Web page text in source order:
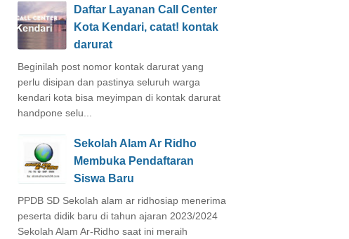
Daftar Layanan Call Center
Kota Kendari, catat! kontak
darurat
Beginilah post nomor kontak darurat yang
perlu disipan dan pastinya seluruh warga
kendari kota bisa meyimpan di kontak darurat
handpone selu...
Sekolah Alam Ar Ridho
Membuka Pendaftaran
Siswa Baru
PPDB SD Sekolah alam ar ridhosiap menerima
peserta didik baru di tahun ajaran 2023/2024
Sekolah Alam Ar-Ridho saat ini meraih